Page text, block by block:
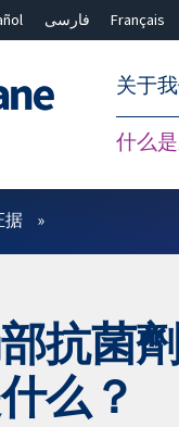
فارسی Français
关于
什么
据
抗菌
么？